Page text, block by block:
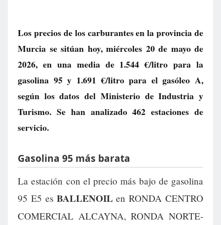
Los precios de los carburantes en la provincia de
Murcia se sitúan hoy, miércoles 20 de mayo de
2026, en una media de 1.544 €/litro para la
gasolina 95 y 1.691 €/litropara el gasóleo A,
según los datos del Ministerio de Industria y
Turismo. Se han analizado 462 estaciones de
servicio.
Gasolina 95 más barata
La estación con el precio más bajo de gasolina
95 E5 es BALLENOIL en RONDA CENTRO
COMERCIAL ALCAYNA, RONDA NORTE-